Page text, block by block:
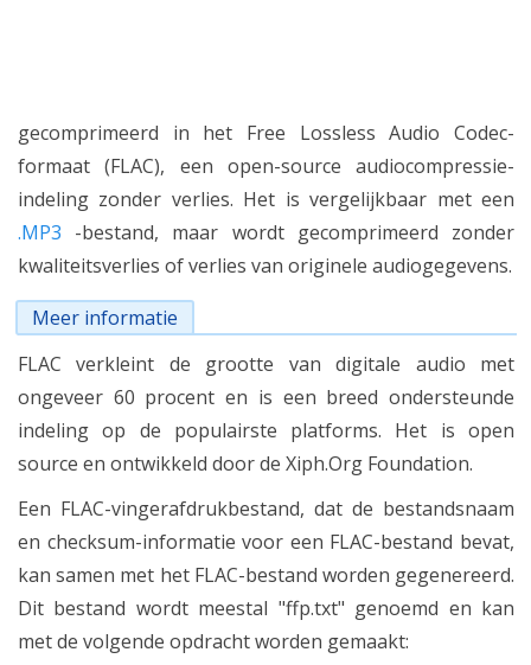
gecomprimeerd in het Free Lossless Audio Codec-
formaat (FLAC), een open-source audiocompressie-
indeling zonder verlies. Het is vergelijkbaar met een
.MP3 -bestand, maar wordt gecomprimeerd zonder
kwaliteitsverlies of verlies van originele audiogegevens.
Meer informatie
FLAC verkleint de grootte van digitale audio met
ongeveer 60 procent en is een breed ondersteunde
indeling op de populairste platforms. Het is open
source en ontwikkeld door de Xiph.Org Foundation.
Een FLAC-vingerafdrukbestand, dat de bestandsnaam
en checksum-informatie voor een FLAC-bestand bevat,
kan samen met het FLAC-bestand worden gegenereerd.
Dit bestand wordt meestal "ffp.txt" genoemd en kan
met de volgende opdracht worden gemaakt: